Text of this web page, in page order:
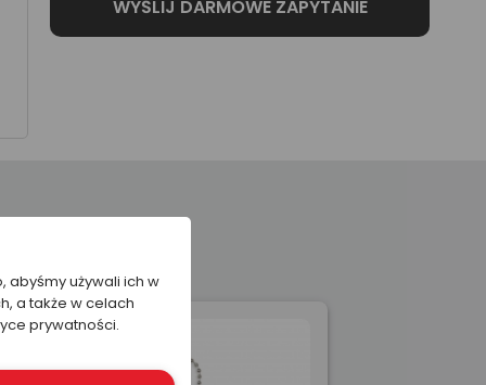
abyśmy używali ich w
a także w celach
prywatności.